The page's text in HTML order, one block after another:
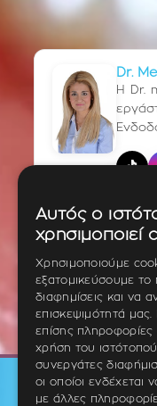
Dr.
Η Dr.
Αυτός ο
χρησιμοποιεί
Χρησιμοποιούμε
εξατομικεύσουμε το
διαφημίσεις και να
επισκεψιμότητά
επίσης πληροφορίες
χρήση του
συνεργάτες
οι οποίοι ενδέχεται
με άλλες